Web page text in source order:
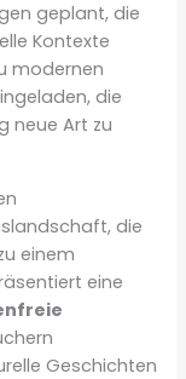
geplant, die
Kontexte
modernen
die
neue Art zu
die
einem
eine
Geschichten